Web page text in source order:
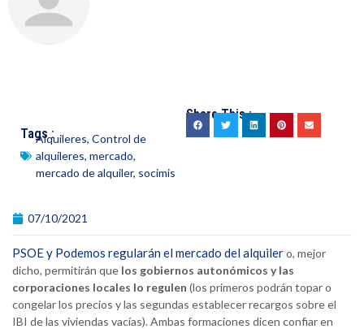
Tags :
Alquileres, Control de
alquileres, mercado,
mercado de alquiler, socimis
Share This :
07/10/2021
PSOE y Podemos regularán el mercado del alquilero, mejor
dicho, permitirán que los gobiernos autonómicos y las
corporaciones locales lo regulen (los primeros podrán topar o
congelar los precios y las segundas establecer recargos sobre el
IBI de las viviendas vacías). Ambas formaciones dicen confiar en